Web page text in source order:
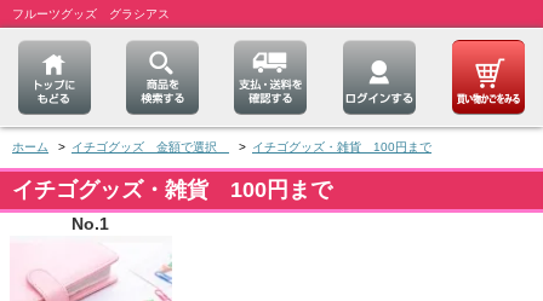
フルーツグッズ グラシアス
ホーム > イチゴグッズ 金額で選択 > イチゴグッズ・雑貨 100円まで
イチゴグッズ・雑貨 100円まで
No.1